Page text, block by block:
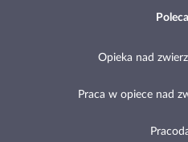
Opieka nad
Praca w opiece nad